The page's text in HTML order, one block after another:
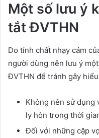
Một số lưu ý
tắt ĐVTHN
Do tính chất nhạy cảm
người dùng nên lưu ý
ĐVTHN để tránh gây
Không nên sử dụng
ly hôn trong thời
Đối với những cặp